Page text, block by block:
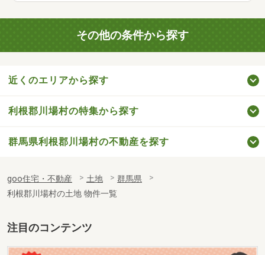
その他の条件から探す
近くのエリアから探す
利根郡川場村の特集から探す
群馬県利根郡川場村の不動産を探す
goo住宅・不動産 土地
群馬県
利根郡川場村の土地 物件一覧
注目のコンテンツ